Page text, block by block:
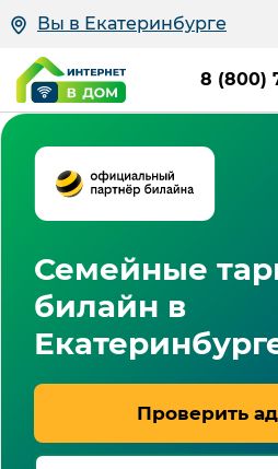
Вы в Екатеринбурге
8 (800)
Семейные
билайн в
Проверить